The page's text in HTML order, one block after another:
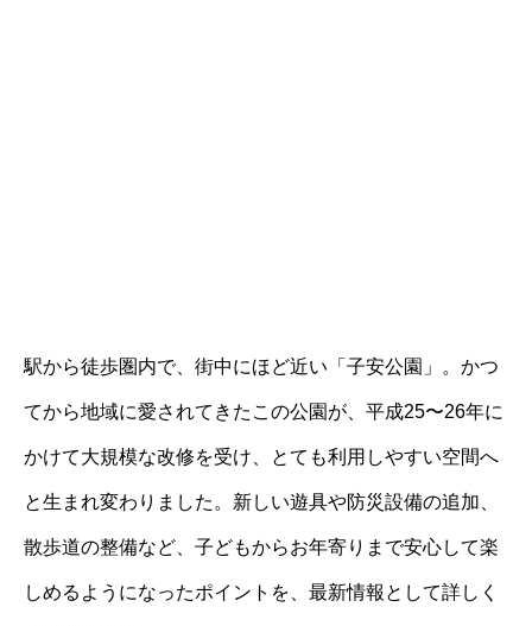
駅から徒歩圏内で、街中にほど近い「子安公園」。かつ
てから地域に愛されてきたこの公園が、平成25〜26年に
かけて大規模な改修を受け、とても利用しやすい空間へ
と生まれ変わりました。新しい遊具や防災設備の追加、
散歩道の整備など、子どもからお年寄りまで安心して楽
しめるようになったポイントを、最新情報として詳しく